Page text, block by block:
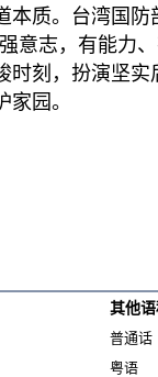
本质。台湾国
意志，有能力
时刻，扮演坚
园。
其他
普通话
粤语